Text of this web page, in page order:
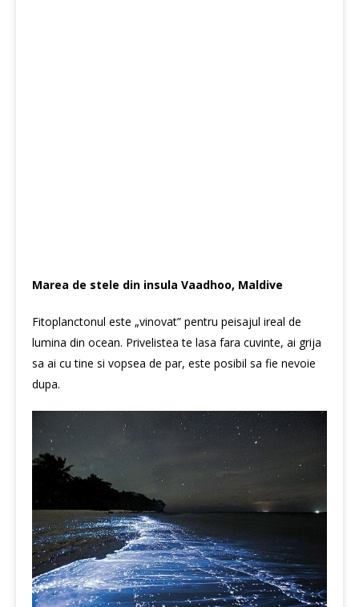
Marea de stele din insula Vaadhoo, Maldive
Fitoplanctonul este „vinovat” pentru peisajul ireal de
lumina din ocean. Privelistea te lasa fara cuvinte, ai grija
sa ai cu tine si vopsea de par, este posibil sa fie nevoie
dupa.